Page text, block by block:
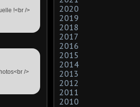
!<br />
/>
2020
2019
2018
2017
2016
2015
2014
2013
2012
2011
2010